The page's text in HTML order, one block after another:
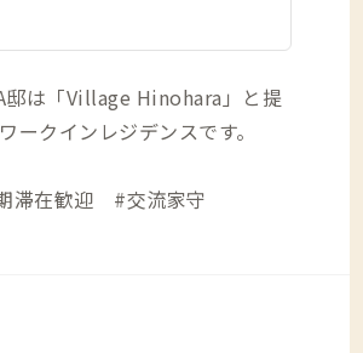
邸は「Village Hinohara」と提
クインレジデンスです。
在歓迎 #交流家守